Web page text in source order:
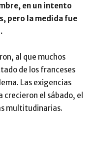
en un intento
pero la medida fue
al que muchos
de los franceses
Las exigencias
crecieron el sábado, el
multitudinarias.